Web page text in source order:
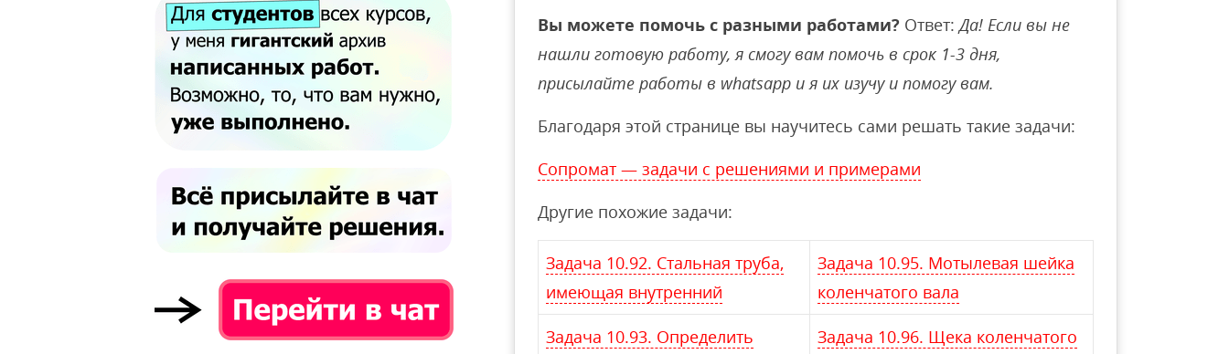
Вы можете помочь с разными работами? Ответ:Да! Если вы не
нашли готовую работу, я смогу вам помочь в срок 1-3 дня,
присылайте работы в whatsapp и я их изучу и помогу вам.
Благодаря этой странице вы научитесь сами решать такие задачи:
Сопромат — задачи с решениями и примерами
Другие похожие задачи:
Задача 10.92. Стальная труба,
имеющая внутренний
Задача 10.95. Мотылевая шейка
коленчатого вала
Задача 10.93. Определить
Задача 10.96. Щека коленчатого